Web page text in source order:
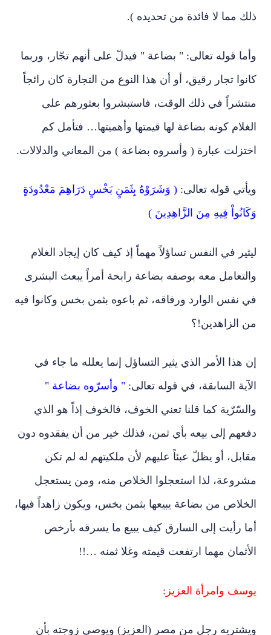
ذلك مما لا فائدة من تحديده ).
وأما قوله تعالى: " بضاعة " فيدلّ على أنهم تجّار، وربما
كانوا تجار رقيق، أو أن هذا النوع من التجارة كان رائجاً
منتشراً في ذلك الوقت، فاستبشروا بعثورهم على
الغلام كونه بضاعة لها قيمتها وأهميتها… فتأمل كم
اختزلت عبارة ( وأسروه بضاعة ) من المعاني والدلالات.
ويأتي قوله تعالى: ( وَشَرَوْهُ بِثَمَنٍ بَخْسٍ دَرَاهِمَ مَعْدُودَةٍ
وَكَانُواْ فِيهِ مِنَ الزَّاهِدِينَ )
ليثير في النفس تساؤلاً مهماً إذ كيف كان إيجاد الغلام
والتعامل معه بوصفه بضاعة رابحة أمراً يبعث البشرى
في نفس الوارد ورفاقه، ثم باعوه بثمن بخس وكانوا فيه
من الزاهدين!؟
إن هذا الأمر الذي يثير التساؤل إنما يعلله ما جاء في
الآية السابقة، في قوله تعالى: " وأسرّوه بضاعة "
والسّرّية كما قلنا تعني الخوف، فالخوف إذاً هو الذي
دفعهم إلى بيعه بأي ثمن، فذلك خير من أن يفقدوه دون
مقابل، أو يظلّ عبئاً عليهم لأن ملكيتهم له لم تكن
مشروعة، لذا استعجلوا الخلاص منه، ومن يستعجل
الخلاص من بضاعة يبيعها بثمن بخس، ويكون زاهداً فيها،
أما رأيت إلى السارق كيف يبيع ما يسرقه بأرخص
الأثمان مهما ارتفعت قيمته وغلا ثمنه …!!
يوسف وامرأة العزيز:
ويشتريه رجل من مصر (العزيز) ويوصي زوجته بأن